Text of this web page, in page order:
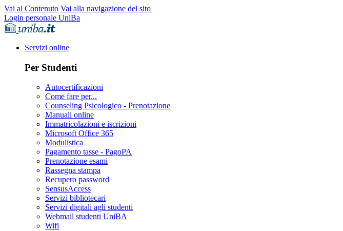
Vai al Contenuto Vai alla navigazione del sito
Login personale UniBa
Servizi online
Per Studenti
Autocertificazioni
Come fare per...
Counseling Psicologico - Prenotazione
Manuali online
Immatricolazioni e iscrizioni
Microsoft Office 365
Modulistica
Pagamento tasse - PagoPA
Prenotazione esami
Rassegna stampa
Recupero password
SensusAccess
Servizi bibliotecari
Servizi digitali agli studenti
Webmail studenti UniBA
Wifi